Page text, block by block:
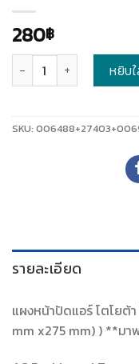
280฿
หยิบ
SKU:
รายละเอียด
แผงหน้าปัดแอร์ โตโยต้
mm x275 mm) ) **ม